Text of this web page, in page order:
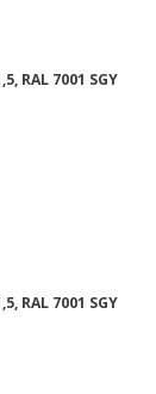
RAL 7001 SGY
RAL 7001 SGY